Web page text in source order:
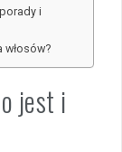
i
jest i